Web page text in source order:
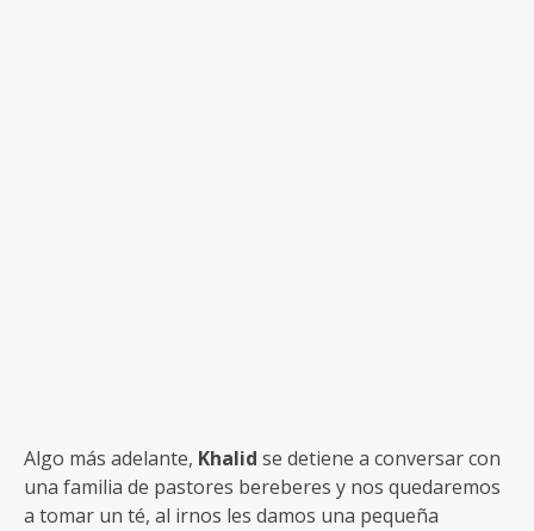
Algo más adelante, Khalid se detiene a conversar con
una familia de pastores bereberes y nos quedaremos
a tomar un té, al irnos les damos una pequeña